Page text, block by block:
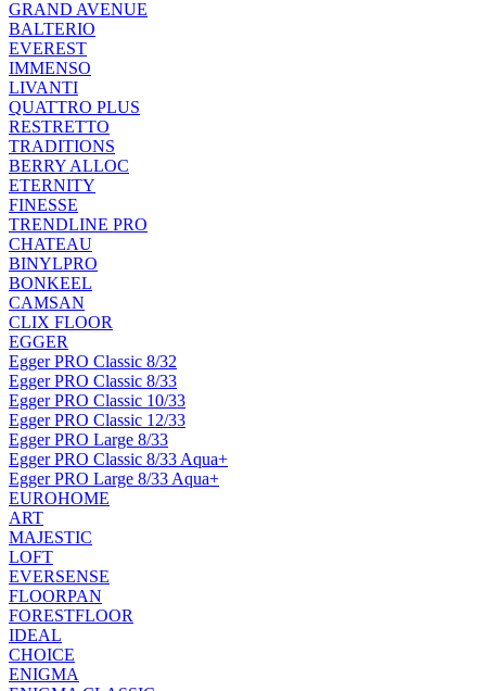
GRAND AVENUE
BALTERIO
EVEREST
IMMENSO
LIVANTI
QUATTRO PLUS
RESTRETTO
TRADITIONS
BERRY ALLOC
ETERNITY
FINESSE
TRENDLINE PRO
CHATEAU
BINYLPRO
BONKEEL
CAMSAN
CLIX FLOOR
EGGER
Egger PRO Classic 8/32
Egger PRO Classic 8/33
Egger PRO Classic 10/33
Egger PRO Classic 12/33
Egger PRO Large 8/33
Egger PRO Classic 8/33 Aqua+
Egger PRO Large 8/33 Aqua+
EUROHOME
ART
MAJESTIC
LOFT
EVERSENSE
FLOORPAN
FORESTFLOOR
IDEAL
CHOICE
ENIGMA